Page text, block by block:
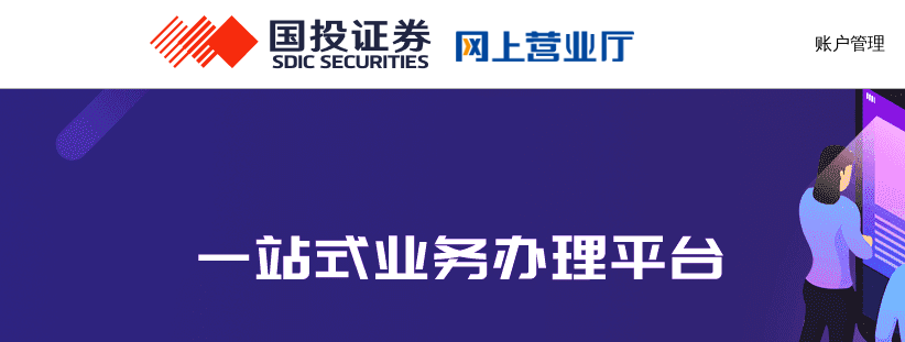
账户管理